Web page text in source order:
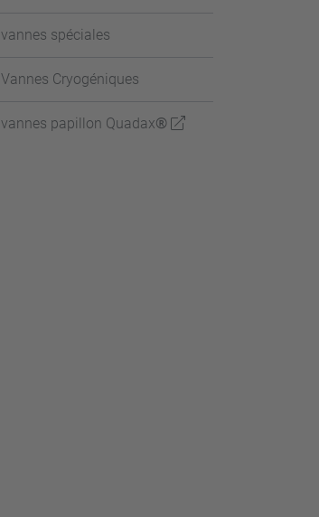
vannes spéciales
Vannes Cryogéniques
vannes papillon Quadax®